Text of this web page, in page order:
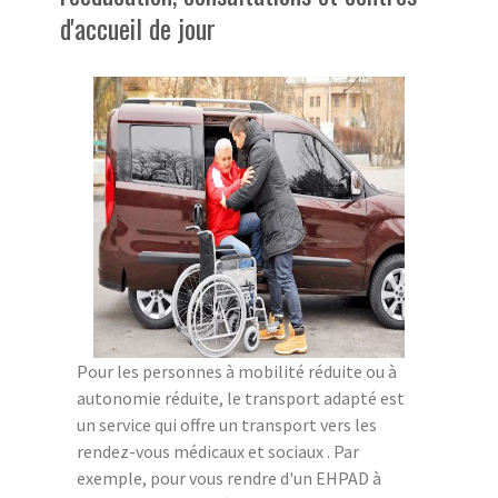
d'accueil de jour
Pour les personnes à mobilité réduite ou à
autonomie réduite, le transport adapté est
un service qui offre un transport vers les
rendez-vous médicaux et sociaux . Par
exemple, pour vous rendre d'un EHPAD à